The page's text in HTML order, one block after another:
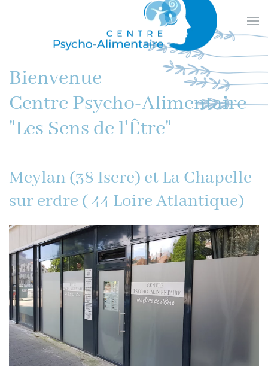
Bienvenue
Centre Psycho-Alimentaire
"Les Sens de l'Être"
Meylan (38 Isere) et La Chapelle
sur erdre ( 44 Loire Atlantique)